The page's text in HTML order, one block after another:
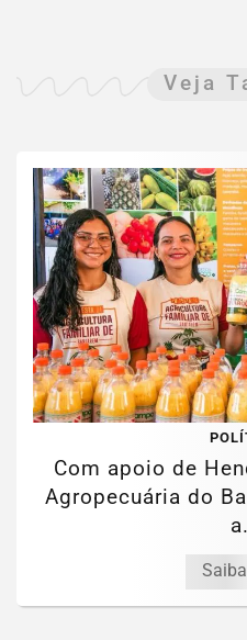
Veja
Com apoio de
Agropecuária do